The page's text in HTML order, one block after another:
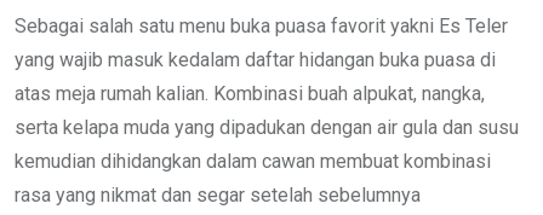
Sebagai salah satu menu buka puasa favorit yakni Es Teler
yang wajib masuk kedalam daftar hidangan buka puasa di
atas meja rumah kalian. Kombinasi buah alpukat, nangka,
serta kelapa muda yang dipadukan dengan air gula dan susu
kemudian dihidangkan dalam cawan membuat kombinasi
rasa yang nikmat dan segar setelah sebelumnya